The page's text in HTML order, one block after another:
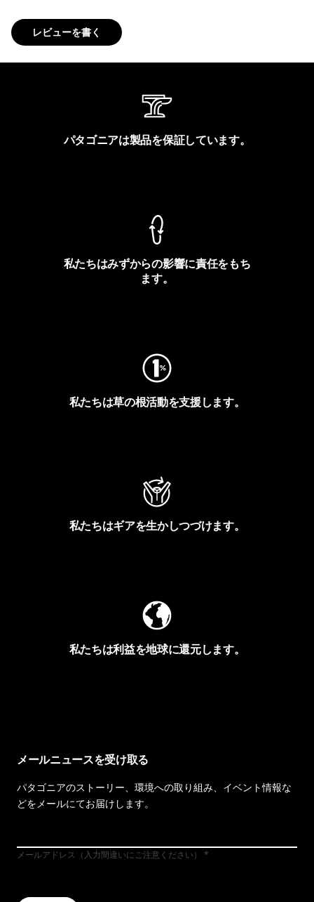
レビューを書く
パタゴニアは製品を保証しています。
私たちはみずからの影響に責任をもち
ます。
私たちは草の根活動を支援します。
私たちはギアを生かしつづけます。
私たちは利益を地球に還元します。
メールニュースを受け取る
パタゴニアのストーリー、環境への取り組み、イベント情報な
どをメールにてお届けします。
メールアドレス（入力間違いにご注意ください）